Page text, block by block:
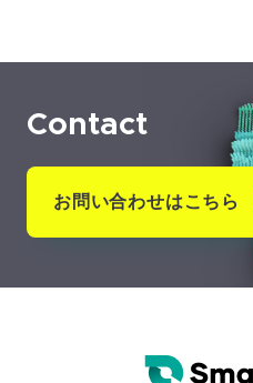
Contact
お問い合わせはこちら